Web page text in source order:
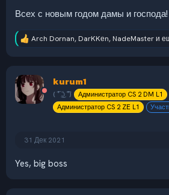
Всех с новым годом дамы и господа!
Р
ц
и
и
Arch Dornan, DarKKеn, NadeMasterи
kurum1
( ͡° ͜ʖ ͡°)
Администратор CS 2 DM L1
Администратор CS 2 ZE L1
31 Дек 2021
Yes, big boss